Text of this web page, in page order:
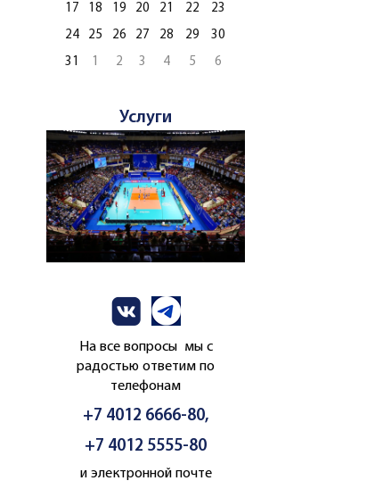
17
18 19 20 21 22
23
24
25 26 27 28 29
30
31
1 2 3 4 5 6
Услуги
На все вопросы мы с
радостью ответим по
телефонам
+7 4012 6666-80,
+7 4012 5555-80
и электронной почте